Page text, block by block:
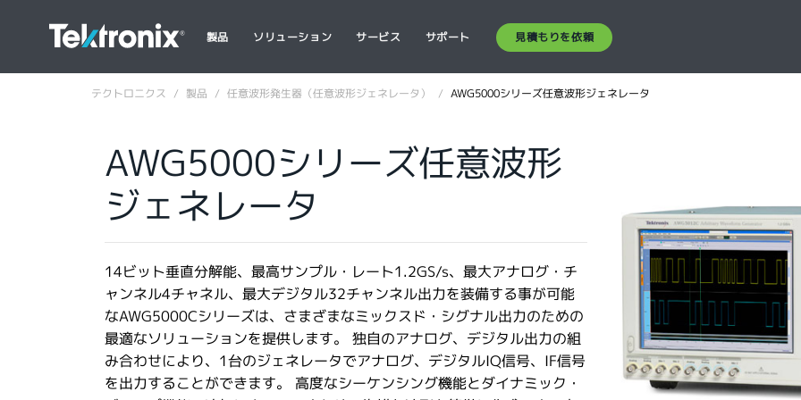
製品 ソリューション サービス サポート 見積もりを依頼
テクトロニクス 製品 任意波形発生器（任意波形ジェネレータ） AWG5000シリーズ任意波形ジェネレータ
AWG5000シリーズ任意波形
ジェネレータ
14ビット垂直分解能、最高サンプル・レート1.2GS/s、最大アナログ・チ
ャンネル4チャネル、最大デジタル32チャンネル出力を装備する事が可能
なAWG5000Cシリーズは、さまざまなミックスド・シグナル出力のための
最適なソリューションを提供します。 独自のアナログ、デジタル出力の組
み合わせにより、1台のジェネレータでアナログ、デジタルIQ信号、IF信号
を出力することができます。 高度なシーケンシング機能とダイナミック・